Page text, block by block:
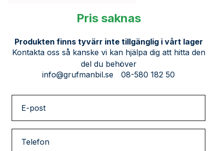
Pris saknas
Produkten finns tyvärr inte tillgänglig i vårt lager
Kontakta oss så kanske vi kan hjälpa dig att hitta den
del du behöver
info@grufmanbil.se
08-580 182 50
E-post
Telefon